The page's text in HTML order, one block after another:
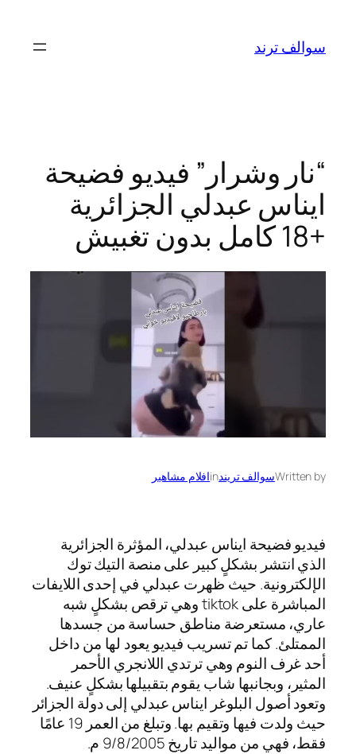
المحتوى
سوالف ترند
“نار وشرار” فيديو فضيحة
ايناس عبدلي الجزائرية
+18 كامل بدون تغبيش
Written byسوالف تريندinافلام مشاهير
فيديو فضيحة ايناس عبدلي، المؤثرة الجزائرية
الذي انتشر بشكلٍ كبير على منصة التيك توك
الإلكترونية. حيث ظهرت عبدلي في إحدى اللايفات
المباشرة على tiktok وهي ترقص بشكلٍ شبه
عاري، مستعرضة مناطق حساسة من جسدها
الممتلئ. كما تم تسريب فيديو يعود لها من داخل
أحد غرف النوم وهي ترتدي اللانجري الأحمر
المثير، وبجانبها شاب يقوم بتقبيلها بشكلٍ عنيف.
وتعود أصول البلوغر ايناس عبدلي إلى دولة الجزائر
حيث ولدت فيها وتقيم بها. وتبلغ من العمر 19 عامًا
فقط، فهي من مواليد تاريخ 9/8/2005 م.